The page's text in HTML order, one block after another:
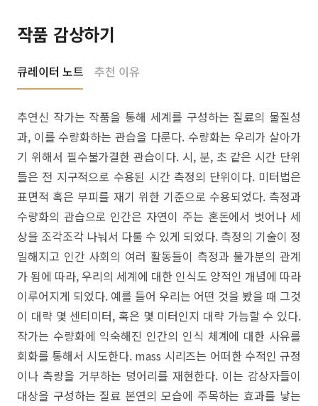
작품 감상하기
큐레이터 노트 추천 이유
추연신 작가는 작품을 통해 세계를 구성하는 질료의 물질성
과, 이를 수량화하는 관습을 다룬다. 수량화는 우리가 살아가
기 위해서 필수불가결한 관습이다. 시, 분, 초 같은 시간 단위
들은 전 지구적으로 수용된 시간 측정의 단위이다. 미터법은
표면적 혹은 부피를 재기 위한 기준으로 수용되었다. 측정과
수량화의 관습으로 인간은 자연이 주는 혼돈에서 벗어나 세
상을 조각조각 나눠서 다룰 수 있게 되었다. 측정의 기술이 정
밀해지고 인간 사회의 여러 활동들이 측정과 불가분의 관계
가 됨에 따라, 우리의 세계에 대한 인식도 양적인 개념에 따라
이루어지게 되었다. 예를 들어 우리는 어떤 것을 봤을 때 그것
이 대략 몇 센티미터, 혹은 몇 미터인지 대략 가늠할 수 있다.
작가는 수량화에 익숙해진 인간의 인식 체계에 대한 사유를
회화를 통해서 시도한다. mass 시리즈는 어떠한 수적인 규정
이나 측량을 거부하는 덩어리를 재현한다. 이는 감상자들이
대상을 구성하는 질료 본연의 모습에 주목하는 효과를 낳는